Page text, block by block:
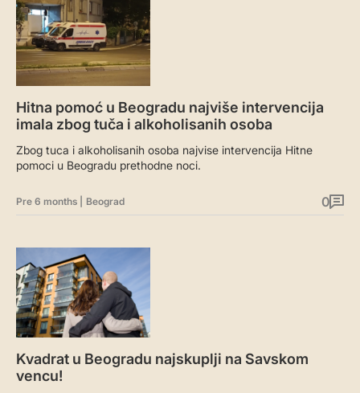
Hitna pomoć u Beogradu najviše intervencija
imala zbog tuča i alkoholisanih osoba
Zbog tuca i alkoholisanih osoba najvise intervencija Hitne
pomoci u Beogradu prethodne noci.
Pre 6 months Beograd 0
Kvadrat u Beogradu najskuplji na Savskom
vencu!